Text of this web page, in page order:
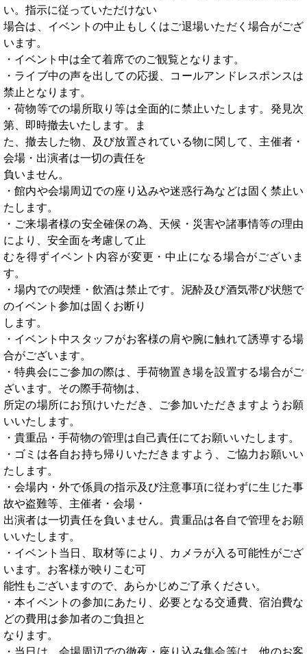
い。指示に従っていただけない
場合は、イベントの中止もしくはご退場いただく場合がござ
います。
・イベント中は全て着席でのご観覧となります。
・ライブ中の声を出しての応援、コールアンドレスポンスは
禁止となります。
・荷物等での場所取り等は全面的に禁止いたします。発見次
第、即時撤去いたします。ま
た、撤去した物、及び放置されている物に関して、主催者・
会場・出演者は一切の責任を
負いません。
・館内や会場周辺での座り込みや迷惑行為などは固く禁止い
たします。
・ご来場者様の安全確保の為、天候・災害や諸事情等の理由
により、安全面を考慮して止
むを得ずイベント内容が変更・中止になる場合がございま
す。
・場内での喫煙・飲酒は禁止です。泥酔及び酒気帯び状態で
のイベント参加は固くお断り
します。
・イベント中スタッフがお客様の肩や腕に触れて誘導する場
合がございます。
・特典会にご参加の際は、手荷物置き場を設置する場合がご
ざいます。その際手荷物は、
所定の場所にお預けいただき、ご参加いただきますようお願
いいたします。
・貴重品・手荷物の管理は自己責任にてお願いいたします。
・ゴミは各自お持ち帰りいただきますよう、ご協力お願いい
たします。
・会場内・外で係員の指示及び注意事項に従わずに生じた事
故や盗難等、主催者・会場・
出演者は一切責任を負いません。貴重品は各自で管理をお願
いいたします。
・イベント当日、取材等により、カメラが入る可能性がござ
います。お客様が映りこむ可
能性もございますので、あらかじめご了承ください。
・本イベントの参加にあたり、必要となる交通費、宿泊費な
どの費用は参加者のご負担と
なります。
・当日は、会場周辺での徹夜・座り込み集会等は、他のお客